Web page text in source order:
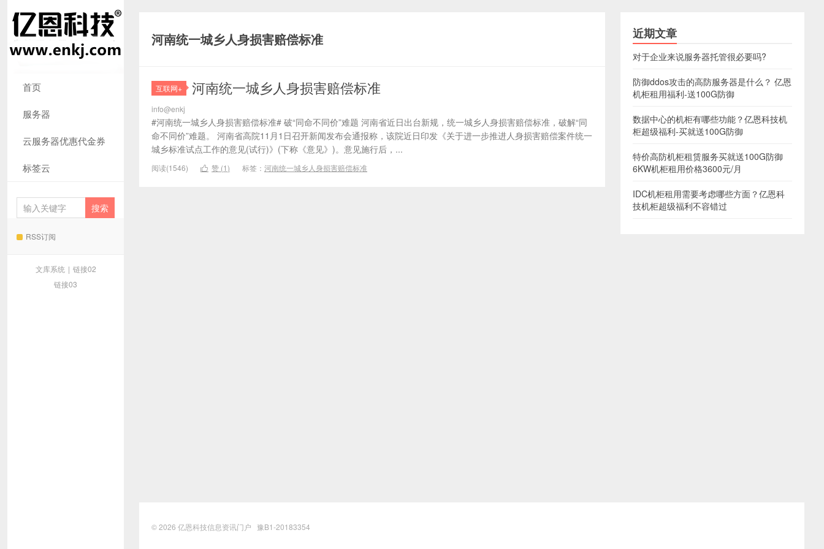
首页
服务器
云服务器优惠代金券
标签云
RSS订阅
文库系统 | 链接02
链接03
河南统一城乡人身损害赔偿标准
互联网+ 河南统一城乡人身损害赔偿标准
info@enkj
#河南统一城乡人身损害赔偿标准# 破“同命不同价”难题 河南省近日出台新规，统一城乡人身损害赔偿标准，破解“同
命不同价”难题。 河南省高院11月1日召开新闻发布会通报称，该院近日印发《关于进一步推进人身损害赔偿案件统一
城乡标准试点工作的意见(试行)》(下称《意见》)。意见施行后，...
阅读(1546)  赞 (1) 标签： 河南统一城乡人身损害赔偿标准
近期文章
对于企业来说服务器托管很必要吗?
防御ddos攻击的高防服务器是什么？ 亿恩
机柜租用福利-送100G防御
数据中心的机柜有哪些功能？亿恩科技机
柜超级福利-买就送100G防御
特价高防机柜租赁服务买就送100G防御
6KW机柜租用价格3600元/月
IDC机柜租用需要考虑哪些方面？亿恩科
技机柜超级福利不容错过
© 2026 亿恩科技信息资讯门户 豫B1-20183354